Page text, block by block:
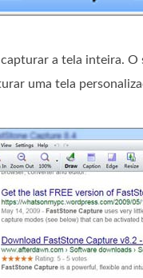
a tela inteira.
uma tela